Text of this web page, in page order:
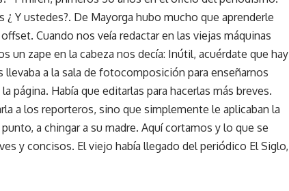
Y ustedes?. De Mayorga hubo mucho que aprenderle
Cuando nos veía redactar en las viejas máquinas
un zape en la cabeza nos decía: Inútil, acuérdate que hay
a la sala de fotocomposición para enseñarnos
página. Había que editarlas para hacerlas más breves.
a los reporteros, sino que simplemente le aplicaban la
a chingar a su madre. Aquí cortamos y lo que se
y concisos. El viejo había llegado del periódico El Siglo,